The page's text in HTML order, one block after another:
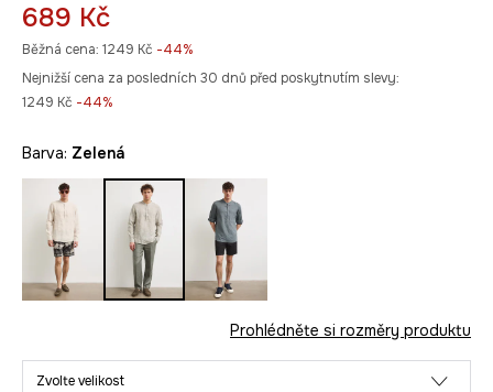
689 Kč
Běžná cena: 1249 Kč -44%
Nejnižší cena za posledních 30 dnů před poskytnutím slevy:
1249 Kč -44%
Barva: zelená
Prohlédněte si rozměry produktu
Zvolte velikost